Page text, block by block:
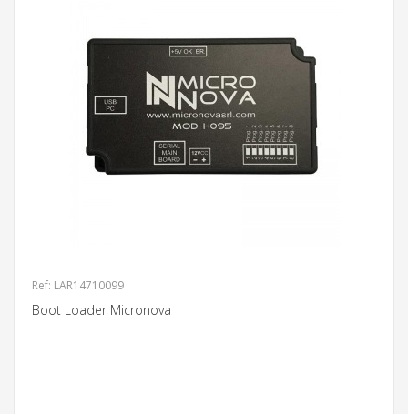
Ref: LAR14710099
Boot Loader Micronova